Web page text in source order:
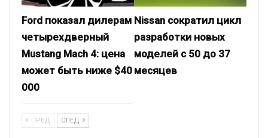
Ford показал дилерам
четырехдверный
Mustang Mach 4: цена
может быть ниже $40
000
Nissan сократил цикл
разработки новых
моделей с 50 до 37
месяцев
ПРЕД СЛЕД